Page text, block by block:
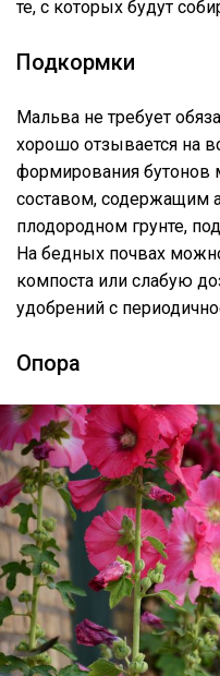
те, с которых будут
Подкормки
Мальва не требует
хорошо отзывается на
формирования бутонов
составом, содержащим
плодородном грунте,
На бедных почвах
компоста или слабую
удобрений с
Опора